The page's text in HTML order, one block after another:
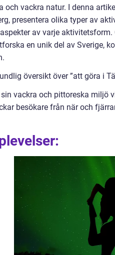
och vackra natur. I denna
presentera olika typer av
av varje
en unik del av Sverige,
översikt över ”att göra i
vackra och pittoreska miljö
besökare från när och